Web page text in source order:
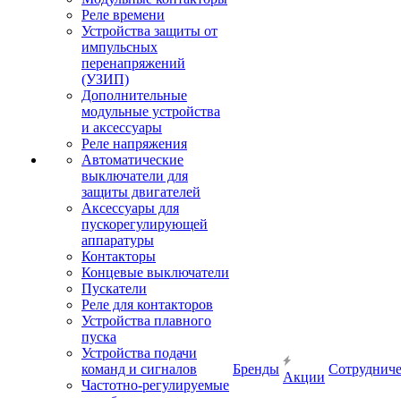
Реле времени
Устройства защиты от
импульсных
перенапряжений
(УЗИП)
Дополнительные
модульные устройства
и аксессуары
Реле напряжения
Автоматические
выключатели для
защиты двигателей
Аксессуары для
пускорегулирующей
аппаратуры
Контакторы
Концевые выключатели
Пускатели
Реле для контакторов
Устройства плавного
пуска
Устройства подачи
команд и сигналов
Частотно-регулируемые
Бренды
Акции